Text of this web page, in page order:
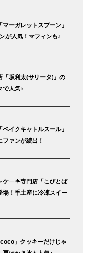
マーガレットスプーン」
が人気！マフィンも♪
「坂利太(サリータ)」の
で人気♪
ベイクキャトルスール」
ァンが続出！
ケーキ専門店「こびとぱ
場！手土産に冷凍スイー
」クッキーだけじゃ